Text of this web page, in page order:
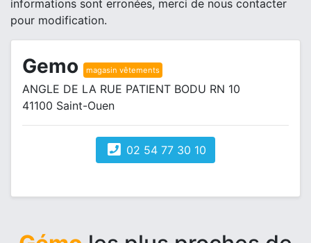
informations sont erronées, merci de nous contacter
pour modification.
Gemo magasin vêtements
ANGLE DE LA RUE PATIENT BODU RN 10
41100 Saint-Ouen
02 54 77 30 10